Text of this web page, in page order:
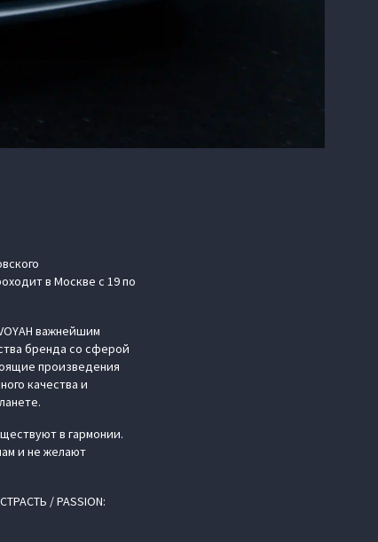
в Москве с 19 по
важнейшим
бренда со сферой
произведения
качества и
в гармонии.
и не желают
/ PASSION: